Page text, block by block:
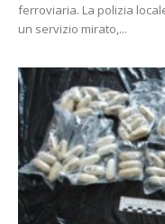
ferroviaria. La polizia
un servizio mirato,...